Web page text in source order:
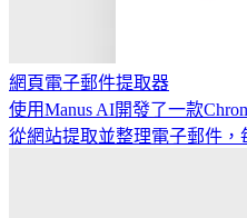
網頁電子郵件提取器
使用Manus AI開發了一款
從網站提取並整理電子郵件，